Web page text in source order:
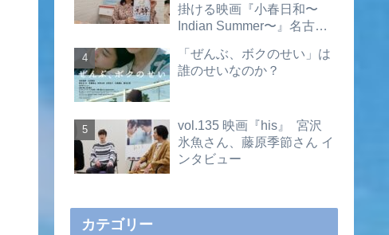
掛ける映画『小春日和〜
Indian Summer〜』名古屋
画あり）
「ぜんぶ、ボクのせい」は
誰のせいなのか？
vol.135 映画『his』 宮沢
氷魚さん、藤原季節さん イ
ンタビュー
カテゴリー